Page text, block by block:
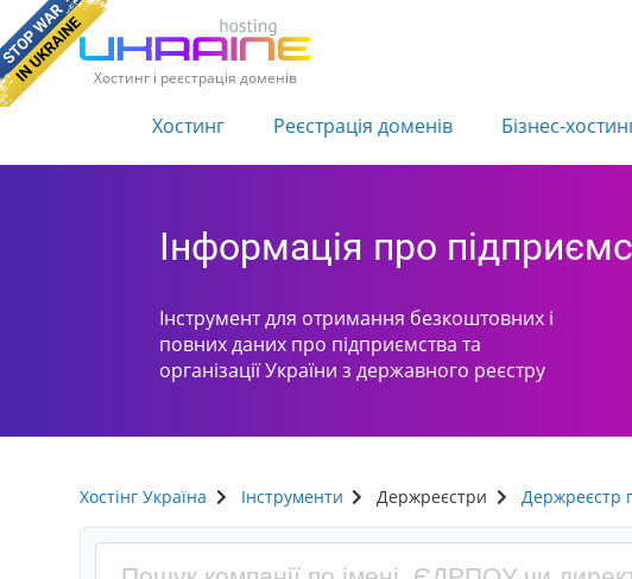
Хостинг і реєстрація доменів
Хостинг Реєстрація доменів Бізнес-
Інформація про
Інструмент для отримання безкоштовних і
повних даних про підприємства та
організації України з державного реєстру
Хостінг Україна Інструменти Держреєстри Держреєстр